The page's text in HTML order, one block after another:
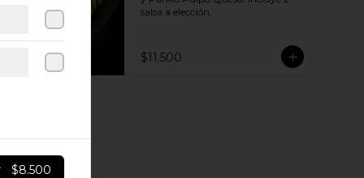
salsa a elección.
$11.500
$8.500